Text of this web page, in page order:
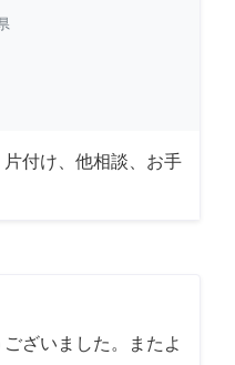
付け、他相談、お手
ざいました。またよ